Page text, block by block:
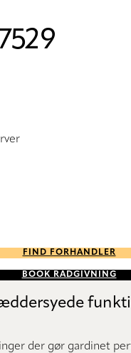
FIND FORHANDLER
BOOK RÅDGIVNING
der gør gardinet